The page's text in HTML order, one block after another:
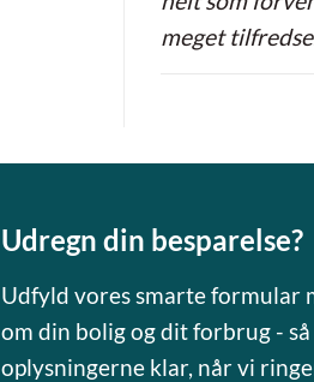
meget
Udregn din besparelse?
Udfyld vores smarte formular
om din bolig og dit forbrug -
oplysningerne klar, når vi